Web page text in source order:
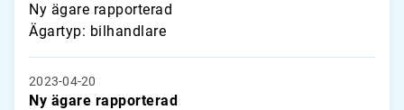
Ny ägare rapporterad
Ägartyp: bilhandlare
2023-04-20
Ny ägare rapporterad